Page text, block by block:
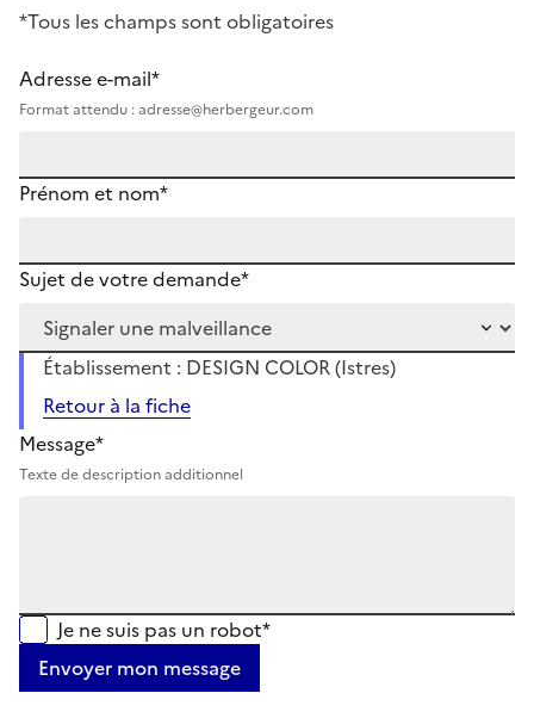
*Tous les champs sont obligatoires
Adresse e-mail*
Format attendu : adresse@herbergeur.com
Prénom et nom*
Sujet de votre demande*
Établissement : DESIGN COLOR (Istres)
Retour à la fiche
Message*
Texte de description additionnel
Je ne suis pas un robot*
Envoyer mon message